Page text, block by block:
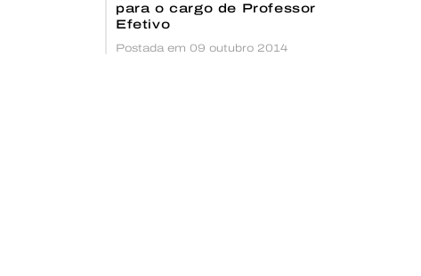
para o cargo de Professor
Efetivo
Postada em 09 outubro 2014